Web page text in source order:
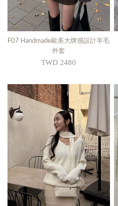
F07 Handmade歐美大牌感設計羊毛
外套
TWD 2480